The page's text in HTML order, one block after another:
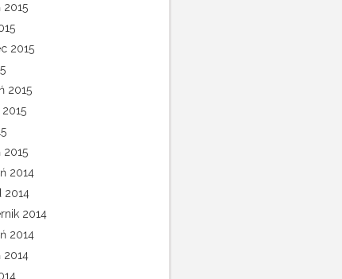
2015
2015
2015
2014
2014
2014
2014
2014